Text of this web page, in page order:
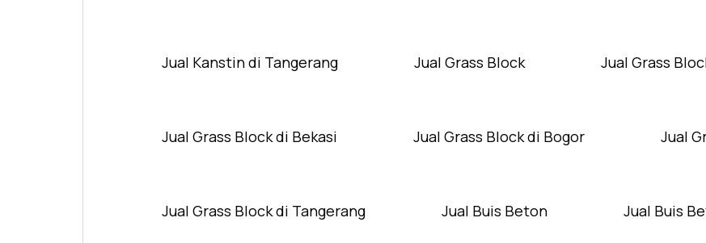
Jual Kanstin di Tangerang Jual Grass Block Jual Grass
Jual Grass Block di Bekasi Jual Grass Block di Bogor Jual
Jual Grass Block di Tangerang Jual Buis Beton Jual Buis